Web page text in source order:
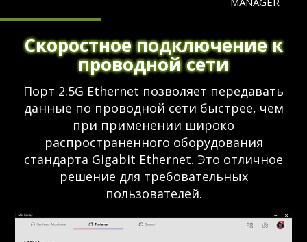
Скоростное подключение к
проводной сети
Порт 2.5G Ethernet позволяет передавать
данные по проводной сети быстрее, чем
при применении широко
распространенного оборудования
стандарта Gigabit Ethernet. Это отличное
решение для требовательных
пользователей.